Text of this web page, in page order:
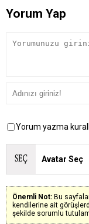
Yorum Yap
Yorum yazma
Avatar Seç
Önemli Not: Bu
kendilerine ait
şekilde sorumlu